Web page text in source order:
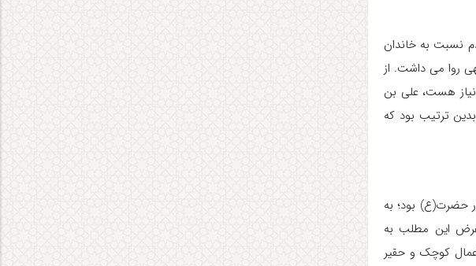
نسبت به خاندان
روا می داشت. از
هست، علی بن
ترتیب بود که
حضرت(ع) بود؛ به
این مطلب به
کوچک و حقیر